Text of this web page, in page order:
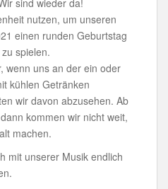
nutzen, um unseren
einen runden Geburtstag
spielen.
wenn uns an der ein oder
kühlen Getränken
wir davon abzusehen. Ab
kommen wir nicht weit,
machen.
mit unserer Musik endlich